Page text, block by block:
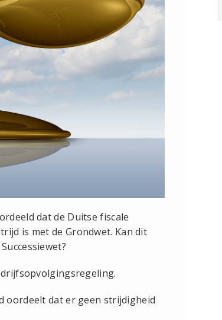
dat de Duitse fiscale
is met de Grondwet. Kan dit
oordeelt dat er geen strijdigheid